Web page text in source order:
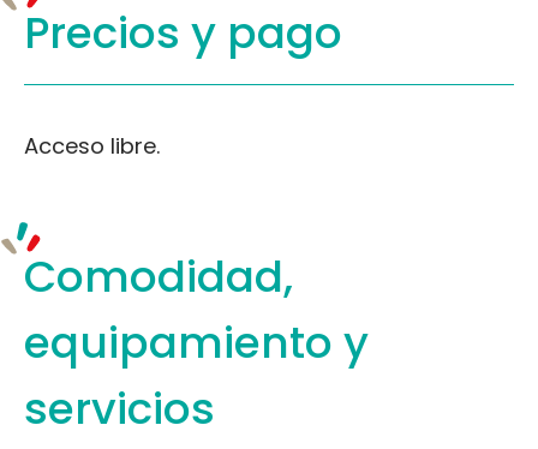
Precios y pago
Acceso libre.
Comodidad,
equipamientoy
servicios